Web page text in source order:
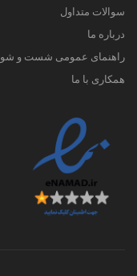
سوالات متداول
درباره ما
راهنمای عمومی شست و شو
همکاری با ما